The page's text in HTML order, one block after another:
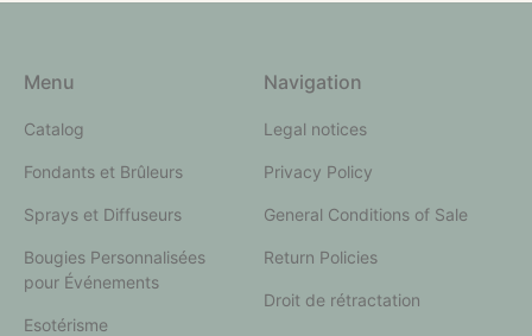
Menu
Catalog
Fondants et Brûleurs
Sprays et Diffuseurs
Bougies Personnalisées
pour Événements
Esotérisme
Navigation
Legal notices
Privacy Policy
General Conditions of Sale
Return Policies
Droit de rétractation